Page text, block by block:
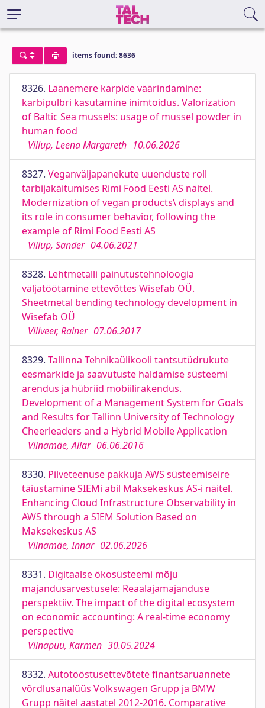
items found: 8636
8326. Läänemere karpide väärindamine:
karbipulbri kasutamine inimtoidus. Valorization
of Baltic Sea mussels: usage of mussel powder in
human food
Viilup, Leena Margareth 10.06.2026
8327. Veganväljapanekute uuenduste roll
tarbijakäitumises Rimi Food Eesti AS näitel.
Modernization of vegan products\ displays and
its role in consumer behavior, following the
example of Rimi Food Eesti AS
Viilup, Sander 04.06.2021
8328. Lehtmetalli painutustehnoloogia
väljatöötamine ettevõttes Wisefab OÜ.
Sheetmetal bending technology development in
Wisefab OÜ
Viilveer, Rainer 07.06.2017
8329. Tallinna Tehnikaülikooli tantsutüdrukute
eesmärkide ja saavutuste haldamise süsteemi
arendus ja hübriid mobiilirakendus.
Development of a Management System for Goals
and Results for Tallinn University of Technology
Cheerleaders and a Hybrid Mobile Application
Viinamäe, Allar 06.06.2016
8330. Pilveteenuse pakkuja AWS süsteemiseire
täiustamine SIEMi abil Maksekeskus AS-i näitel.
Enhancing Cloud Infrastructure Observability in
AWS through a SIEM Solution Based on
Maksekeskus AS
Viinamäe, Innar 02.06.2026
8331. Digitaalse ökosüsteemi mõju
majandusarvestusele: Reaalajamajanduse
perspektiiv. The impact of the digital ecosystem
on economic accounting: A real-time economy
perspective
Viinapuu, Karmen 30.05.2024
8332. Autotööstusettevõtete finantsaruannete
võrdlusanalüüs Volkswagen Grupp ja BMW
Grupp näitel aastatel 2012-2016. Comparative